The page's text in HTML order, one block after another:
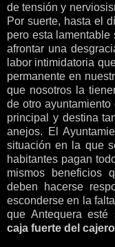
de tensión y
Por suerte, hasta el
pero esta
afrontar una
labor intimidatoria
permanente en
que nosotros la
de otro
principal y destina
anejos. El
situación en la que
habitantes pagan
mismos beneficios
deben hacerse
esconderse en la
que Antequera esté
caja fuerte del